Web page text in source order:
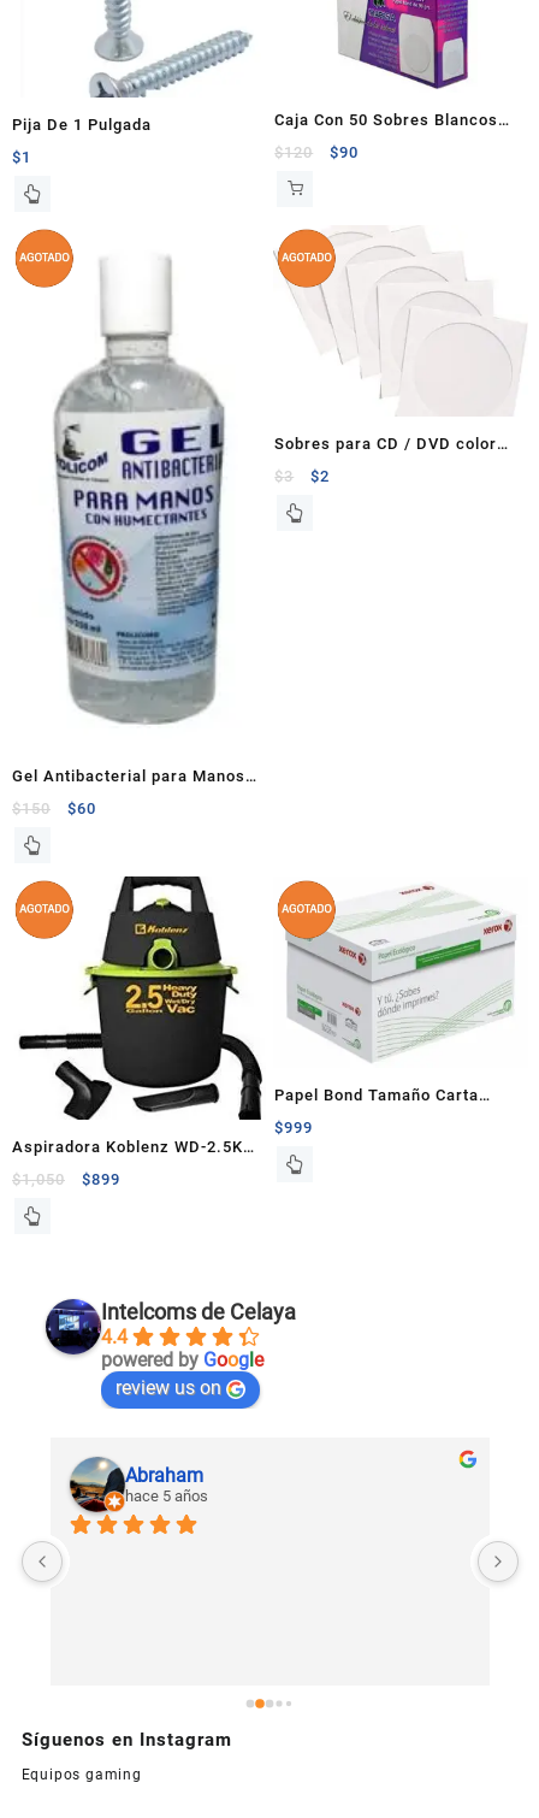
Pija De 1 Pulgada
$1
Caja Con 50 Sobres Blancos
12.7 x 12.7 CM
$120 $90
Gel Antibacterial para Manos
250ml
$150 $60
Sobres para CD / DVD color
blanco 1 Pza.
$3 $2
Aspiradora Koblenz WD-2.5K
Seco / Mojado 2.5 Galones
1.75 Hp Negro / Verde
$1,050 $899
Papel Bond Tamaño Carta
Xerox Ecológico 10 Paquetes
De 500 Hojas
$999
Intelcoms de Celaya
4.4
powered by Google
review us on
Abraham
hace 5 años
Síguenos en Instagram
Equipos gaming